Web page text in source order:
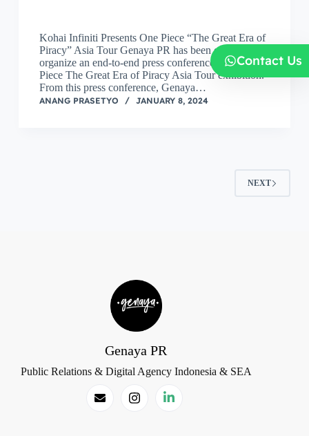
Kohai Infiniti Presents One Piece “The Great Era of
Piracy” Asia Tour Genaya PR has been entrusted to
organize an end-to-end press conference for the One
Piece The Great Era of Piracy Asia Tour exhibition.
From this press conference, Genaya…
ANANG PRASETYO JANUARY 8, 2024
NEXT
Contact Us
Genaya PR
Public Relations & Digital Agency Indonesia & SEA